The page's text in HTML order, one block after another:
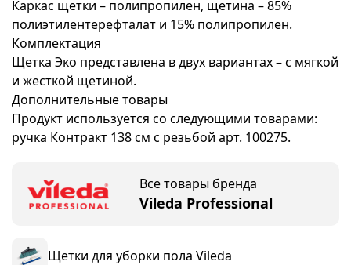
Каркас щетки – полипропилен, щетина – 85%
полиэтилентерефталат и 15% полипропилен.
Комплектация
Щетка Эко представлена в двух вариантах – с мягкой
и жесткой щетиной.
Дополнительные товары
Продукт используется со следующими товарами:
ручка Контракт 138 см с резьбой арт. 100275.
Все товары бренда
Vileda Professional
Щетки для уборки пола Vileda